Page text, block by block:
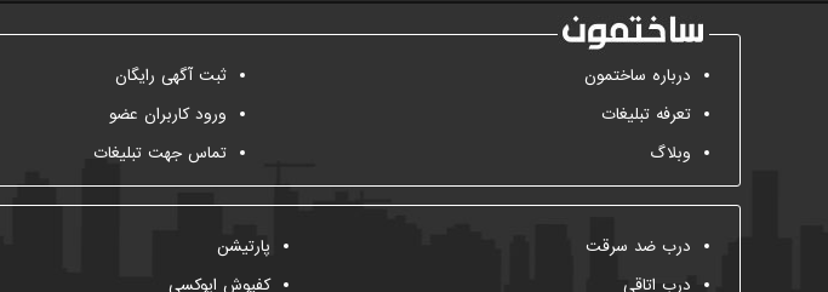
درباره ساختمون
تعرفه تبلیغات
وبلاگ
ثبت آگهی رایگان
ورود کاربران عضو
تماس جهت تبلیغات
درب ضد سرقت
درب اتاقی
پارتیشن
کفپوش اپوکسی